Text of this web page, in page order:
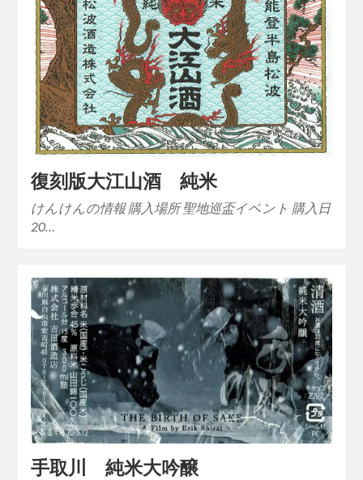
復刻版大江山酒 純米
けんけんの情報 購入場所 聖地巡盃イベント 購入日
20…
手取川 純米大吟醸